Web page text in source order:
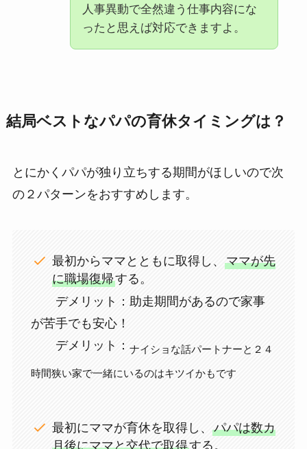
人事異動で全然違う仕事内容にな
ったと思えば対応できますよ。
結局ベストなパパの育休タイミングは？
とにかくパパが独り立ちする期間がほしいので次
の２パターンをおすすめします。
最初からママとともに取得し、ママが先
に職場復帰する。
デメリット：助走期間があるので家事
が苦手でも安心！
デメリット： ナイショな話パートナーと２４
時間狭い家で一緒にいるのはキツイかもです
最初にママが育休を取得し、パパは数カ
月後にママと交代で取得する。